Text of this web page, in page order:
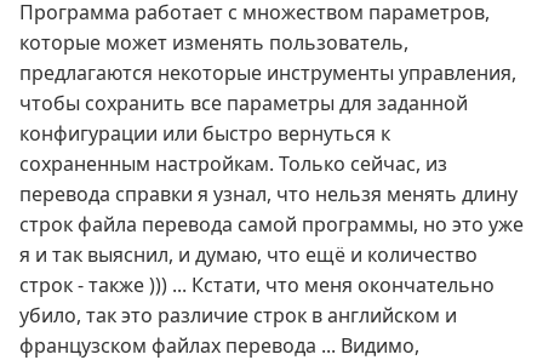
Программа работает с множеством параметров,
которые может изменять пользователь,
предлагаются некоторые инструменты управления,
чтобы сохранить все параметры для заданной
конфигурации или быстро вернуться к
сохраненным настройкам. Только сейчас, из
перевода справки я узнал, что нельзя менять длину
строк файла перевода самой программы, но это уже
я и так выяснил, и думаю, что ещё и количество
строк - также ))) ... Кстати, что меня окончательно
убило, так это различие строк в английском и
французском файлах перевода ... Видимо,